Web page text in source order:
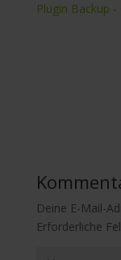
Plugin Backup
Deine E-Mail-
Erforderliche